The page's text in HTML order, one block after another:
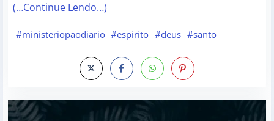
(…Continue Lendo…)
#ministeriopaodiario #espirito #deus #santo